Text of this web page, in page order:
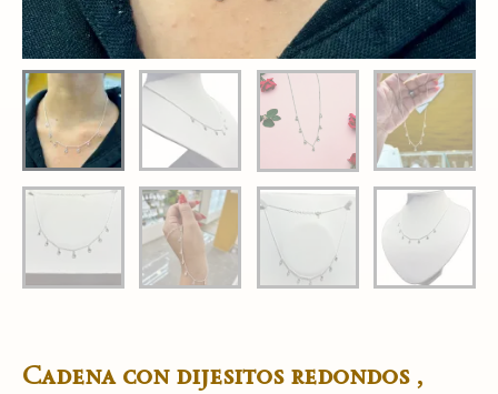
Cadena con dijesitos redondos ,